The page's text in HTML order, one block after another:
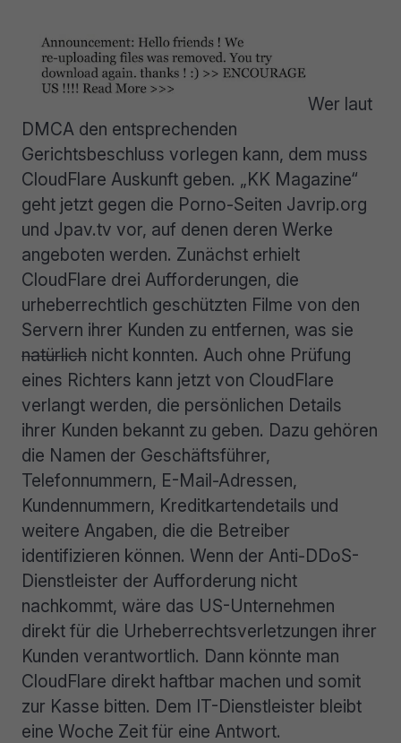
Wer laut
DMCA den entsprechenden
Gerichtsbeschluss vorlegen kann, dem muss
CloudFlare Auskunft geben. „KK Magazine“
geht jetzt gegen die Porno-Seiten Javrip.org
und Jpav.tv vor, auf denen deren Werke
angeboten werden. Zunächst erhielt
CloudFlare drei Aufforderungen, die
urheberrechtlich geschützten Filme von den
Servern ihrer Kunden zu entfernen, was sie
natürlich nicht konnten. Auch ohne Prüfung
eines Richters kann jetzt von CloudFlare
verlangt werden, die persönlichen Details
ihrer Kunden bekannt zu geben. Dazu gehören
die Namen der Geschäftsführer,
Telefonnummern, E-Mail-Adressen,
Kundennummern, Kreditkartendetails und
weitere Angaben, die die Betreiber
identifizieren können. Wenn der Anti-DDoS-
Dienstleister der Aufforderung nicht
nachkommt, wäre das US-Unternehmen
direkt für die Urheberrechtsverletzungen ihrer
Kunden verantwortlich. Dann könnte man
CloudFlare direkt haftbar machen und somit
zur Kasse bitten. Dem IT-Dienstleister bleibt
eine Woche Zeit für eine Antwort.